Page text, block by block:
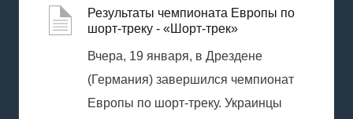
Результаты чемпионата Европы по
шорт-треку - «Шорт-трек»
Вчера, 19 января, в Дрездене
(Германия) завершился чемпионат
Европы по шорт-треку. Украинцы